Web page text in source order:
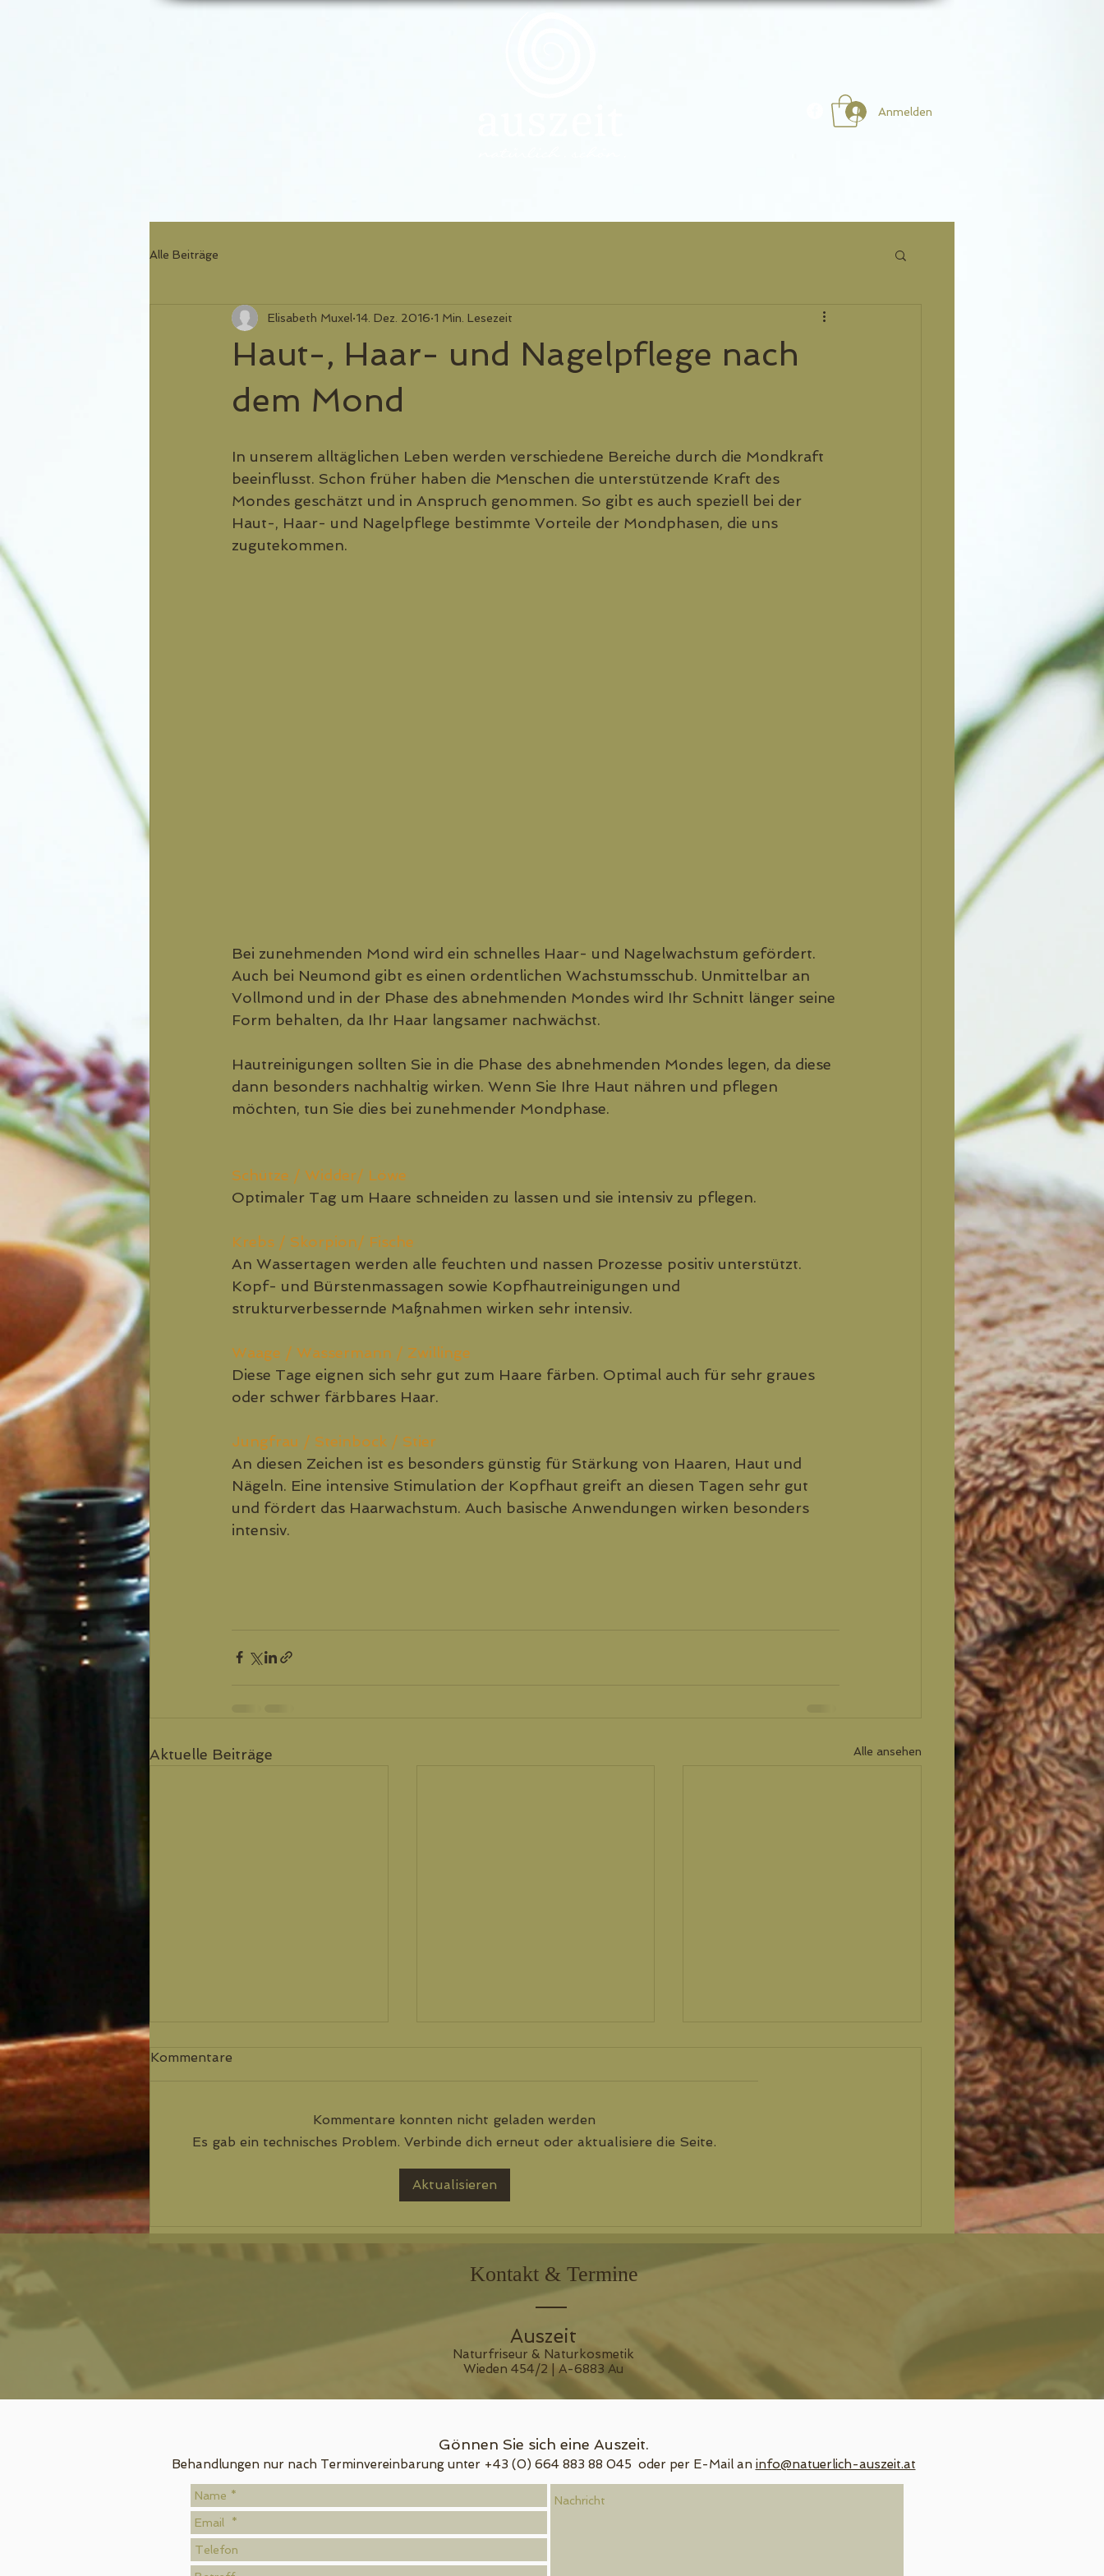
Anmelden
Alle Beiträge
Haut-, Haar- und Nagelpflege nach
dem Mond
Elisabeth Muxel 14. Dez. 2016 1 Min. Lesezeit
In unserem alltäglichen Leben werden verschiedene Bereiche durch die Mondkraft
beeinflusst. Schon früher haben die Menschen die unterstützende Kraft des
Mondes geschätzt und in Anspruch genommen. So gibt es auch speziell bei der
Haut-, Haar- und Nagelpflege bestimmte Vorteile der Mondphasen, die uns
zugutekommen.
Bei zunehmenden Mond wird ein schnelles Haar- und Nagelwachstum gefördert.
Auch bei Neumond gibt es einen ordentlichen Wachstumsschub. Unmittelbar an
Vollmond und in der Phase des abnehmenden Mondes wird Ihr Schnitt länger seine
Form behalten, da Ihr Haar langsamer nachwächst.
Hautreinigungen sollten Sie in die Phase des abnehmenden Mondes legen, da diese
dann besonders nachhaltig wirken. Wenn Sie Ihre Haut nähren und pflegen
möchten, tun Sie dies bei zunehmender Mondphase.
Schütze / Widder/ Löwe
Optimaler Tag um Haare schneiden zu lassen und sie intensiv zu pflegen.
Krebs / Skorpion/ Fische
An Wassertagen werden alle feuchten und nassen Prozesse positiv unterstützt.
Kopf- und Bürstenmassagen sowie Kopfhautreinigungen und
strukturverbessernde Maßnahmen wirken sehr intensiv.
Waage / Wassermann / Zwillinge
Diese Tage eignen sich sehr gut zum Haare färben. Optimal auch für sehr graues
oder schwer färbbares Haar.
Jungfrau / Steinbock / Stier
An diesen Zeichen ist es besonders günstig für Stärkung von Haaren, Haut und
Nägeln. Eine intensive Stimulation der Kopfhaut greift an diesen Tagen sehr gut
und fördert das Haarwachstum. Auch basische Anwendungen wirken besonders
intensiv.
Aktuelle Beiträge Alle ansehen
Leben. Lieben. Lachen.
Kommentare
Kommentare konnten nicht geladen werden
Es gab ein technisches Problem. Verbinde dich erneut oder aktualisiere die Seite.
Aktualisieren
Kontakt & Termine
Auszeit
Naturfriseur & Naturkosmetik
Wieden 454/2 | A-6883 Au
Gönnen Sie sich eine Auszeit.
Behandlungen nur nach Terminvereinbarung unter +43 (0) 664 883 88 045 oder per E-Mail an info@natuerlich-auszeit.at